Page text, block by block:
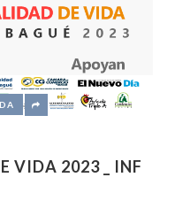
VIDA 2023 _ INF